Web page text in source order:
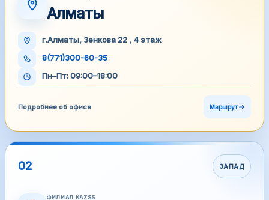
Алматы
г.Алматы, Зенкова 22 , 4 этаж
8(771)300-60-35
Пн–Пт: 09:00–18:00
Подробнее об офисе Маршрут
02 ЗАПАД
ФИЛИАЛ KAZSS